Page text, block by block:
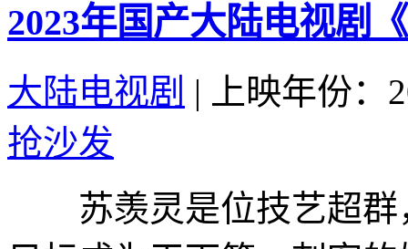
2023年国产大陆电视剧
大陆电视剧 |
上映年份：
抢沙发
苏羡灵是位技艺超群